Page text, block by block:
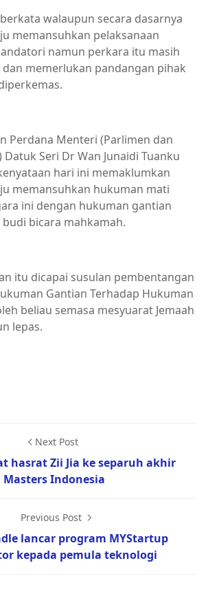
walaupun secara dasarnya
memansuhkan pelaksanaan
namun perkara itu masih
memerlukan pandangan pihak
Perdana Menteri (Parlimen dan
Seri Dr Wan Junaidi Tuanku
hari ini memaklumkan
memansuhkan hukuman mati
ini dengan hukuman gantian
bicara mahkamah.
itu dicapai susulan pembentangan
Gantian Terhadap Hukuman
beliau semasa mesyuarat Jemaah
lepas.
Next Post
hasrat Zii Jia ke separuh akhir
Masters Indonesia
Previous Post
lancar program MYStartup
kepada pemula teknologi